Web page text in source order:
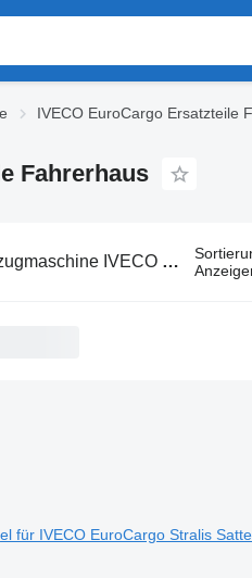
IVECO EuroCargo Ersatzteile
Fahrerhaus
IVECO EuroCargo Ersatzteile Fahrerhaus